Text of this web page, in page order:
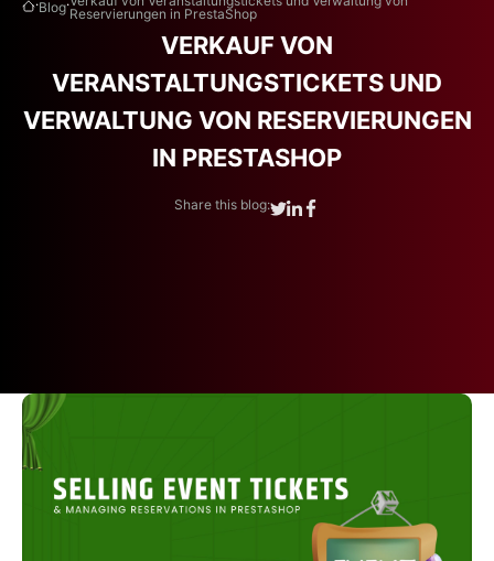
Blog Reservierungen in PrestaShop
VERKAUF VON
VERANSTALTUNGSTICKETS UND
VERWALTUNG VON RESERVIERUNGEN
IN PRESTASHOP
Share this blog: